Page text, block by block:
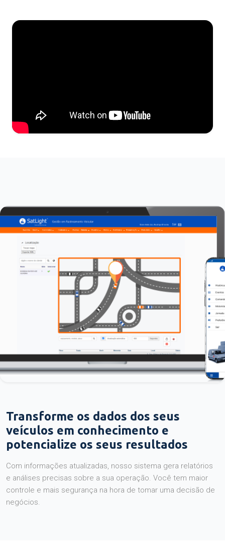
Transforme os dados dos seus
veículos em conhecimento e
potencialize os seus resultados
Com informações atualizadas, nosso sistema gera relatórios
e análises precisas sobre a sua operação. Você tem maior
controle e mais segurança na hora de tomar uma decisão de
negócios.